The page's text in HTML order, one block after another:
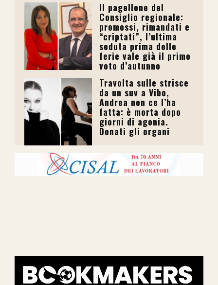
Il pagellone del
Consiglio regionale:
promossi, rimandati e
“criptati”, l’ultima
seduta prima delle
ferie vale già il primo
voto d’autunno
Travolta sulle strisce
da un suv a Vibo,
Andrea non ce l’ha
fatta: è morta dopo
giorni di agonia.
Donati gli organi